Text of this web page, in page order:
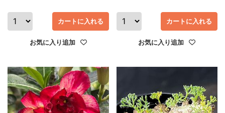
カートに入れる
お気に入り追加
カートに入れる
お気に入り追加